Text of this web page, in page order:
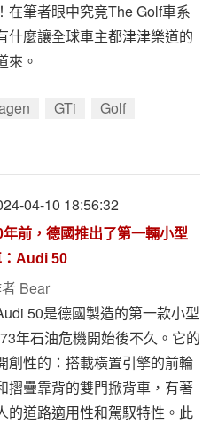
在筆者眼中究竟The Golf車系
什麼讓全球車主都津津樂道的
來。
GTi
Golf
04-10 18:56:32
年前，德國推出了第一輛小型
Audi 50
Bear
50是德國製造的第一款小型
年石油危機開始後不久。它的
創性的：搭載橫置引擎的前輪
摺疊靠背的雙門掀背車，有著
的道路適用性和駕馭特性。此